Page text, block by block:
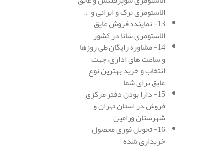
الاستومری ترک و ایرانی و …
13- نماینده فروش عایق
الاستومری سانا در کشور
14- مشاوره رایگان طی روزها
و ساعت های اداری، جهت
انتخاب و خرید بهترین نوع
عایق برای شما
15- دارا بودن دفتر مرکزی
فروش در استان تهران و
شهرستان ورامین
16- تحویل فوری محصول
خریداری شده